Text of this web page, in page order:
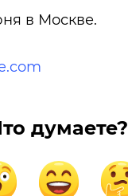
в Москве.
думаете?